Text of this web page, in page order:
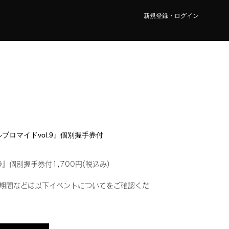
新規登録・ログイン
ロマイドvol.9』個別握手券付
』個別握手券付1,700円(税込み)
間などは以下イベントについてをご確認くだ